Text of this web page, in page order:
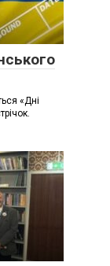
«Дні